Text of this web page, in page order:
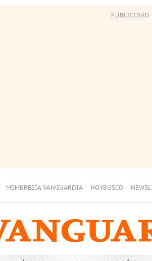
PUBLICIDAD
MEMBRESÍA VANGUARDIA HOYBUSCO